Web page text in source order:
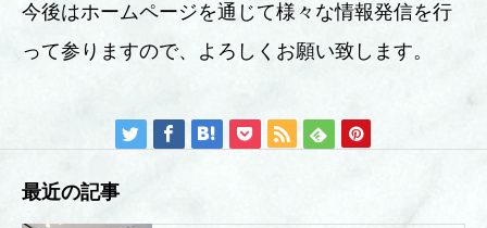
今後はホームページを通じて様々な情報発信を行
って参りますので、よろしくお願い致します。
最近の記事